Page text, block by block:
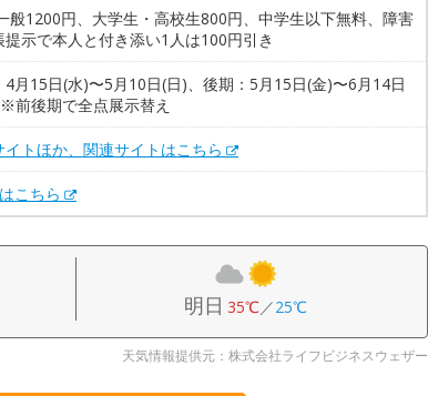
般1200円、大学生・高校生800円、中学生以下無料、障害
提示で本人と付き添い1人は100円引き
4月15日(水)〜5月10日(日)、後期：5月15日(金)〜6月14日
後期で全点展示替え
イトほか、関連サイトはこちら
こちら
明日 35℃／25℃
天気情報提供元：株式会社ライフビジネスウェザー